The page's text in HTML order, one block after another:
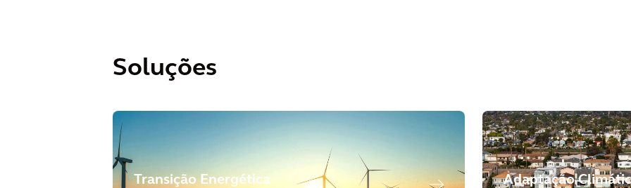
Soluções
Transição Energética Adaptação